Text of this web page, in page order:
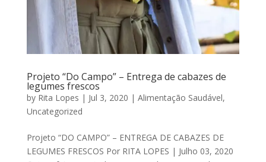
Projeto “Do Campo” – Entrega de cabazes de
legumes frescos
by Rita Lopes | Jul 3, 2020 | Alimentação Saudável,
Uncategorized
Projeto “DO CAMPO” – ENTREGA DE CABAZES DE
LEGUMES FRESCOS Por RITA LOPES | Julho 03, 2020